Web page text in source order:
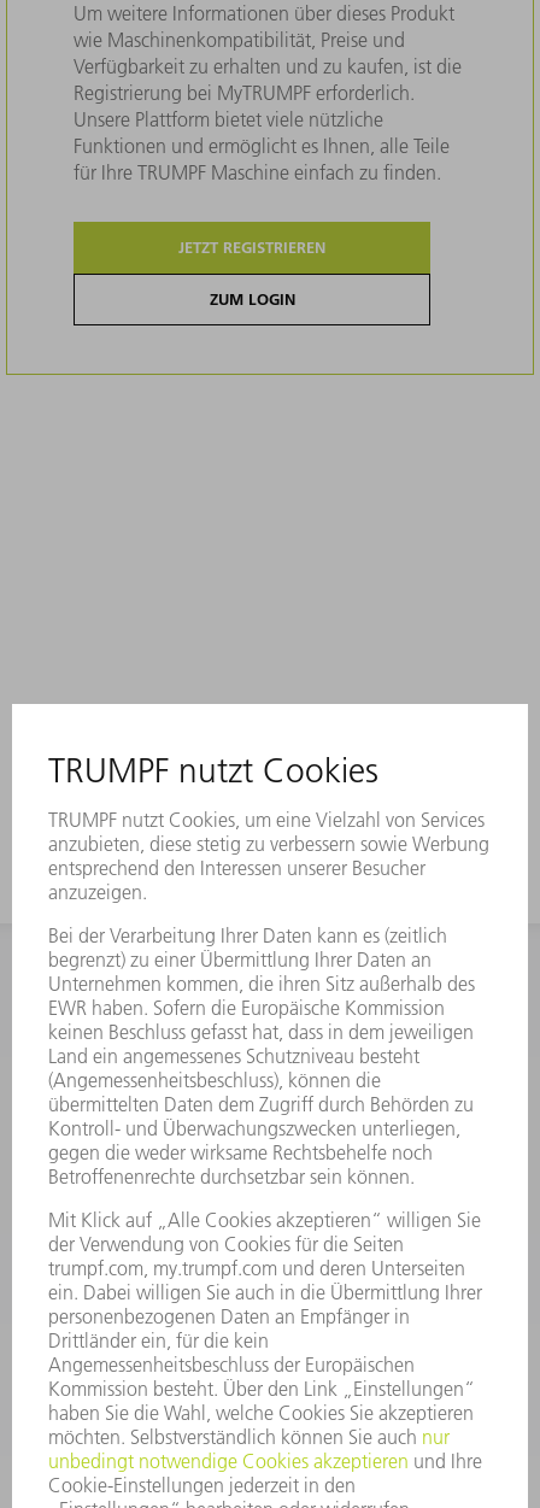
Um weitere Informationen über dieses Produkt
wie Maschinenkompatibilität, Preise und
Verfügbarkeit zu erhalten und zu kaufen, ist die
Registrierung bei MyTRUMPF erforderlich.
Unsere Plattform bietet viele nützliche
Funktionen und ermöglicht es Ihnen, alle Teile
für Ihre TRUMPF Maschine einfach zu finden.
JETZT REGISTRIEREN
ZUM LOGIN
INFORMATION
Häufig gestellte Fragen
Allgemeine Geschäftsbedingungen
KONTAKT
Kundenbetreuung TRUMPF Werkzeugmaschinen
+49 7156 303 33222
Mo - Fr: 07:30 - 17:30 Uhr
Erweiterte Rufbereitschaft per Service App Mo - Fr:
06:30 - 20.00 Uhr Sa: 07:00 - 12:00 Uhr
Kundenbetreuung@trumpf.com
KONTAKT
Service TRUMPF Lasertechnik
+49 7156 303 37444
Mo - Fr: 07:30 - 18:00 Uhr
Additive Manufacturing 07:30 - 17:30 Uhr
spareparts.tld@trumpf.com